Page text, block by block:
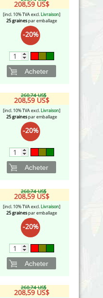
208,59 US$
[incl. 10% TVA excl. Livraison]
25 grainespar emballage
-20%
Acheter
260,74 US$
208,59 US$
[incl. 10% TVA excl. Livraison]
25 grainespar emballage
-20%
Acheter
260,74 US$
208,59 US$
[incl. 10% TVA excl. Livraison]
25 grainespar emballage
-20%
Acheter
260,74 US$
208,59 US$